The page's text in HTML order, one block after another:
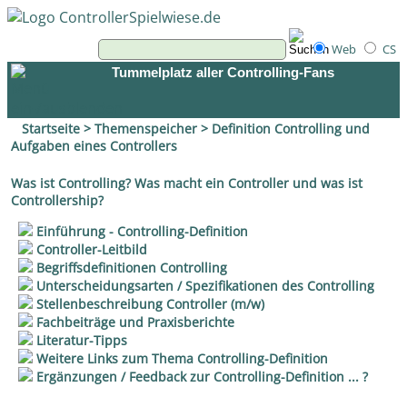
Web CS
Tummelplatz aller Controlling-Fans
Startseite >Themenspeicher > Definition Controlling und
Aufgaben eines Controllers
Was ist Controlling? Was macht ein Controller und was ist
Controllership?
Einführung - Controlling-Definition
Controller-Leitbild
Begriffsdefinitionen Controlling
Unterscheidungsarten / Spezifikationen des Controlling
Stellenbeschreibung Controller (m/w)
Fachbeiträge und Praxisberichte
Literatur-Tipps
Weitere Links zum Thema Controlling-Definition
Ergänzungen / Feedback zur Controlling-Definition ... ?